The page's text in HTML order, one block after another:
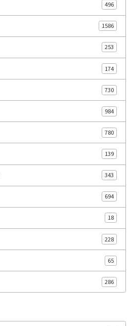
496
1586
253
174
730
984
780
139
343
694
18
228
65
286